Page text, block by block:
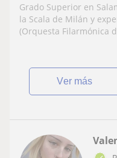
Grado Superior en
la Scala de Milán y
(Orquesta Filarmónica
ver más